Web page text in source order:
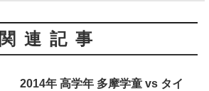
関連記事
2014年 高学年 多摩学童 vs タイ